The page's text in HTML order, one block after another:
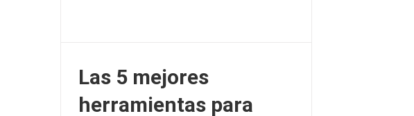
Las 5 mejores
herramientas para